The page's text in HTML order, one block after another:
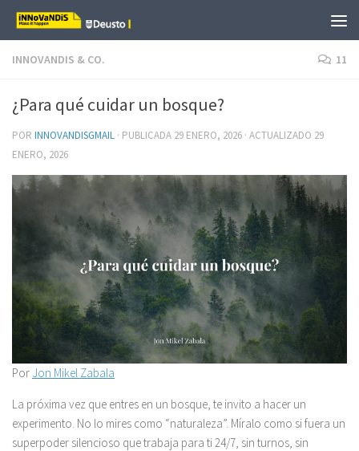
Saltar al contenido
INNOVANDIS & CO. 11
¿Para qué cuidar un bosque?
POR INNOVANDISGMAIL · PUBLICADA 29 ENERO, 2026 · ACTUALIZADO 29
ENERO, 2026
Por Jon Mikel Zabala
La próxima vez que entres en un bosque, te invito a hacer un
experimento. No lo mires como “naturaleza”. Míralo como si fuera un
superpoder silencioso que trabaja para ti 24/7, sin turnos, sin